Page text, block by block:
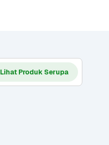
Lihat Produk Serupa